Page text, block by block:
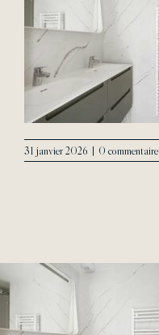
31 janvier 2026 | 0 commentaire